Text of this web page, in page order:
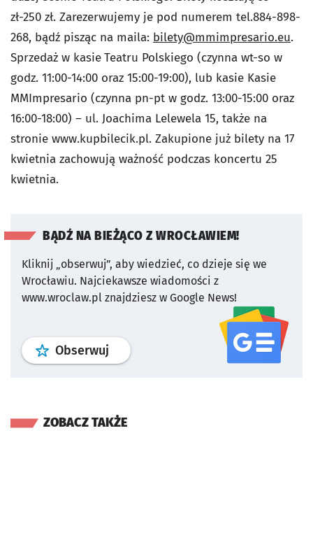
zł-250 zł. Zarezerwujemy je pod numerem tel.884-898-
268, bądź pisząc na maila: bilety@mmimpresario.eu.
Sprzedaż w kasieTeatru Polskiego (czynna wt-so w
godz. 11:00-14:00 oraz 15:00-19:00), lub kasie Kasie
MMImpresario (czynna pn-pt w godz. 13:00-15:00 oraz
16:00-18:00) – ul. Joachima Lelewela 15, także na
stronie www.kupbilecik.pl. Zakupione już bilety na 17
kwietnia zachowują ważność podczas koncertu 25
kwietnia.
BĄDŹ NA BIEŻĄCO Z WROCŁAWIEM!
Kliknij „obserwuj”, aby wiedzieć, co dzieje się we
Wrocławiu. Najciekawsze wiadomości z
www.wroclaw.pl znajdziesz w Google News!
Obserwuj profil serwisu
ZOBACZ TAKŻE